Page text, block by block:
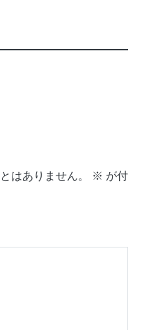
はありません。 ※ が付